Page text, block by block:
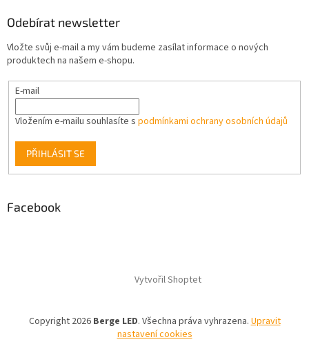
Odebírat newsletter
Vložte svůj e-mail a my vám budeme zasílat informace o nových
produktech na našem e-shopu.
E-mail
Vložením e-mailu souhlasíte s podmínkami ochrany osobních údajů
PŘIHLÁSIT SE
Facebook
Vytvořil Shoptet
Copyright 2026 Berge LED. Všechna práva vyhrazena. Upravit
nastavení cookies